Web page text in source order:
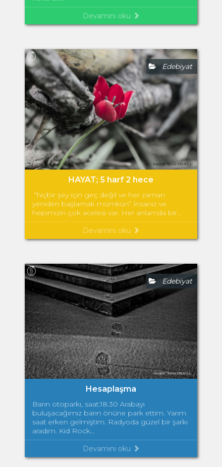
Devamını oku
Edebiyat
HAYAT; 5 harf 2 hece
“hiçbir şey için geç değil ve her zaman
yeniden başlamak mümkün” İnsanız ve
hepimizin çok acelesi var. Her anlamda bir...
Devamını oku
Edebiyat
Hesaplaşma
Barın otoparkı, saat:18.30 Arabayı
buluşacağımız barın önüne park ettim. Yarım
saat erken gelmiştim. Radyoda güzel bir şarkı
aradım. Kid Rock...
Devamını oku